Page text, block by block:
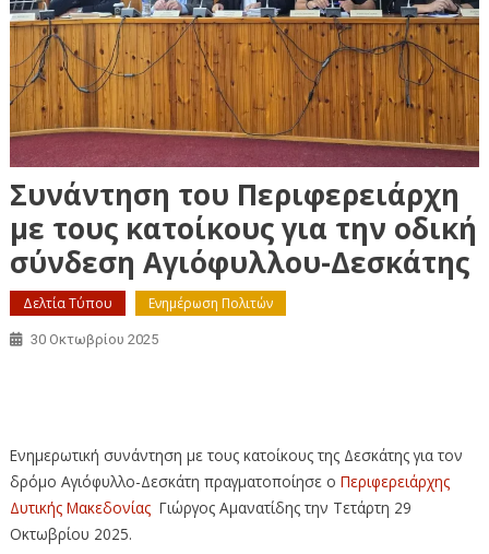
Συνάντηση του Περιφερειάρχη
με τους κατοίκους για την οδική
σύνδεση Αγιόφυλλου-Δεσκάτης
Δελτία Τύπου Ενημέρωση Πολιτών
30 Οκτωβρίου 2025
Ενημερωτική συνάντηση με τους κατοίκους της Δεσκάτης για τον
δρόμο Αγιόφυλλο-Δεσκάτη πραγματοποίησε ο Περιφερειάρχης
Δυτικής ΜακεδονίαςΓιώργος Αμανατίδης την Τετάρτη 29
Οκτωβρίου 2025.